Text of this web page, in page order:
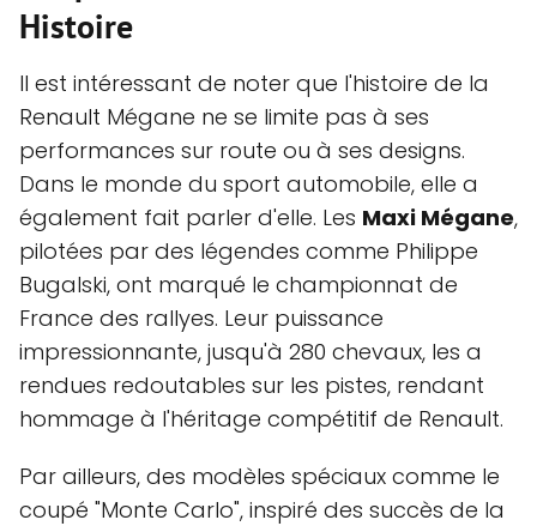
Histoire
Il est intéressant de noter que l'histoire de la
Renault Mégane ne se limite pas à ses
performances sur route ou à ses designs.
Dans le monde du sport automobile, elle a
également fait parler d'elle. Les Maxi Mégane,
pilotées par des légendes comme Philippe
Bugalski, ont marqué le championnat de
France des rallyes. Leur puissance
impressionnante, jusqu'à 280 chevaux, les a
rendues redoutables sur les pistes, rendant
hommage à l'héritage compétitif de Renault.
Par ailleurs, des modèles spéciaux comme le
coupé "Monte Carlo", inspiré des succès de la